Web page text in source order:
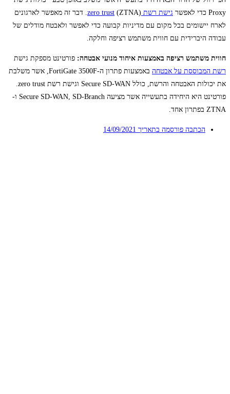
Proxy כדי לאפשר
גישת רשת zero trust
(ZTNA). דבר זה מאפשר לארגונים
לארח יישומים בכל מקום עם מדיניות קבועה כדי לאפשר ולאבטח מודלים של
עבודה היברידית עם חווית משתמש רציפה וחלקה.
חווית משתמש רציפה באמצעות איחוד מנועי אבטחה: פורטינט מספקת גישת
רשת המבוססת על אבטחה
באמצעות פתרון ה-FortiGate 3500F, אשר משלבת
את יכולות האבטחה והרשת, כולל Secure SD-WAN וגישת רשת zero trust.
פורטינט היא היחידה בתעשייה אשר מציעה Secure SD-WAN, SD-Branch ו-
ZTNA בפתרון אחד.
הכתבה פורסמה בתאריך 14/09/2021